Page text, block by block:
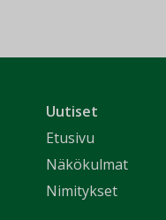
Uutiset
Etusivu
Näkökulmat
Nimitykset